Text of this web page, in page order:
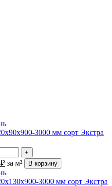
3000 мм сорт Экстра
+
₽ за м² В корзину
3000 мм сорт Экстра